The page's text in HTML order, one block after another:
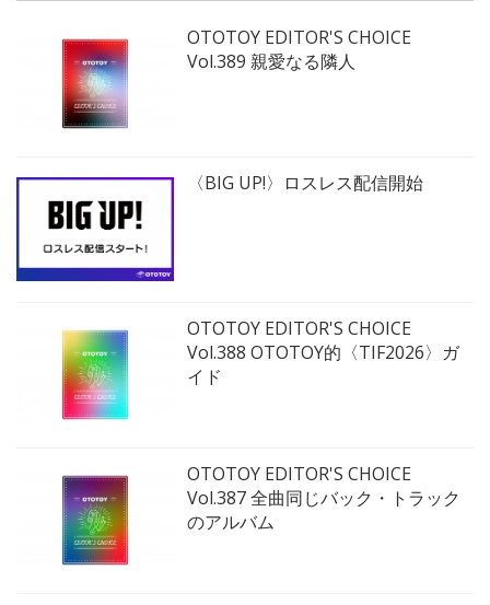
OTOTOY EDITOR'S CHOICE
Vol.389 親愛なる隣人
〈BIG UP!〉ロスレス配信開始
OTOTOY EDITOR'S CHOICE
Vol.388 OTOTOY的〈TIF2026〉ガ
イド
OTOTOY EDITOR'S CHOICE
Vol.387 全曲同じバック・トラック
のアルバム